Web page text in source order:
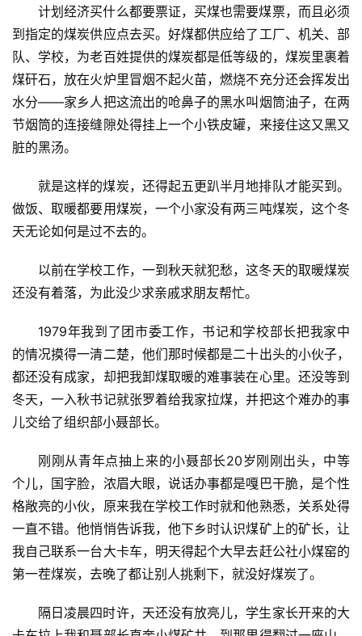
计划经济买什么都要票证，买煤也需要煤票，而且必须
到指定的煤炭供应点去买。好煤都供应给了工厂、机关、部
队、学校，为老百姓提供的煤炭都是低等级的，煤炭里裹着
煤矸石，放在火炉里冒烟不起火苗，燃烧不充分还会挥发出
水分——家乡人把这流出的呛鼻子的黑水叫烟筒油子，在两
节烟筒的连接缝隙处得挂上一个小铁皮罐，来接住这又黑又
脏的黑汤。
就是这样的煤炭，还得起五更趴半月地排队才能买到。
做饭、取暖都要用煤炭，一个小家没有两三吨煤炭，这个冬
天无论如何是过不去的。
以前在学校工作，一到秋天就犯愁，这冬天的取暖煤炭
还没有着落，为此没少求亲戚求朋友帮忙。
1979年我到了团市委工作，书记和学校部长把我家中
的情况摸得一清二楚，他们那时候都是二十出头的小伙子，
都还没有成家，却把我卸煤取暖的难事装在心里。还没等到
冬天，一入秋书记就张罗着给我家拉煤，并把这个难办的事
儿交给了组织部小聂部长。
刚刚从青年点抽上来的小聂部长20岁刚刚出头，中等
个儿，国字脸，浓眉大眼，说话办事都是嘎巴干脆，是个性
格敞亮的小伙，原来我在学校工作时就和他熟悉，关系处得
一直不错。他悄悄告诉我，他下乡时认识煤矿上的矿长，让
我自己联系一台大卡车，明天得起个大早去赶公社小煤窑的
第一茬煤炭，去晚了都让别人挑剩下，就没好煤炭了。
隔日凌晨四时许，天还没有放亮儿，学生家长开来的大